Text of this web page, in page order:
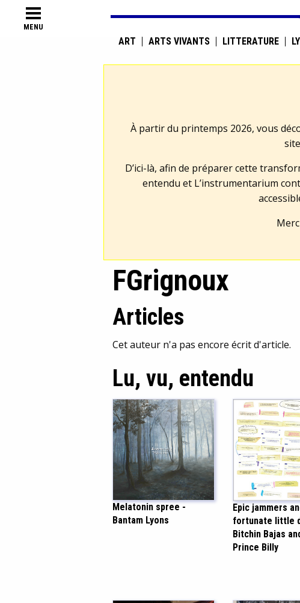
MENU
ART ARTS VIVANTS LITTÉRATURE
À partir du printemps 2026, vous
D’ici-là, afin de préparer cette
entendu et L’instrumentarium
FGrignoux
Articles
Cet auteur n'a pas encore écrit d'article.
Lu, vu, entendu
Melatonin spree -
Bantam Lyons
Epic jammers
fortunate little
Bitchin Bajas
Prince Billy